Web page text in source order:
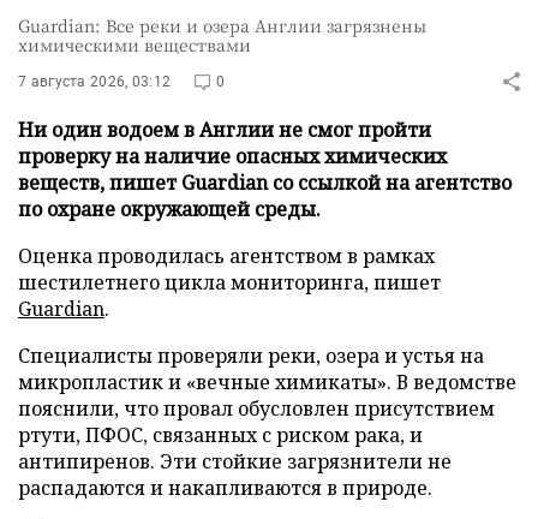
Guardian: Все реки и озера Англии загрязнены
химическими веществами
7 августа 2026, 03:12 0
Ни один водоем в Англии не смог пройти
проверку на наличие опасных химических
веществ, пишет Guardian со ссылкой на агентство
по охране окружающей среды.
Оценка проводилась агентством в рамках
шестилетнего цикла мониторинга, пишет
Guardian.
Специалисты проверяли реки, озера и устья на
микропластик и «вечные химикаты». В ведомстве
пояснили, что провал обусловлен присутствием
ртути, ПФОС, связанных с риском рака, и
антипиренов. Эти стойкие загрязнители не
распадаются и накапливаются в природе.